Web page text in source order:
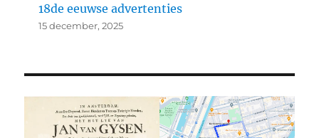
18de eeuwse advertenties
15 december, 2025